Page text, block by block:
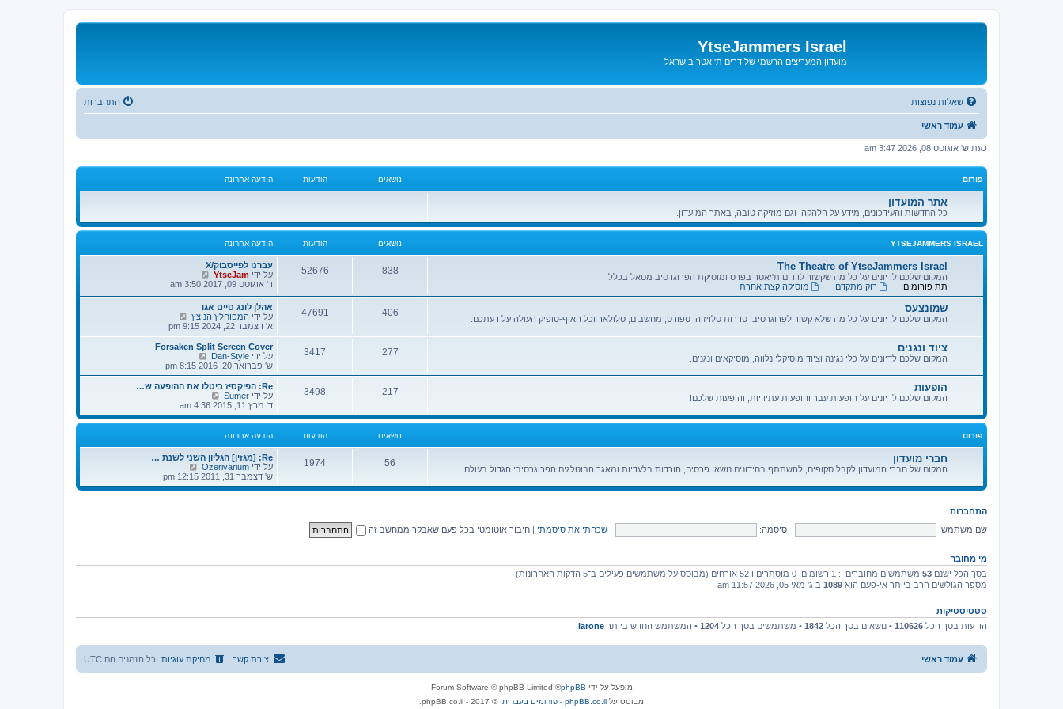
YtseJammers Israel
מועדון המעריצים הרשמי של דרים ת'יאטר בישראל
שאלות נפוצות התחברות
עמוד ראשי
כעת ש' אוגוסט 08, 2026 3:47 am
פורום נושאים הודעות הודעה אחרונה
אתר המועדון
כל החדשות והעידכונים, מידע על הלהקה, וגם מוזיקה טובה, באתר המועדון.
YTSEJAMMERS ISRAEL נושאים הודעות הודעה אחרונה
The Theatre of YtseJammers Israel
המקום שלכם לדיונים על כל מה שקשור לדרים ת'יאטר בפרט ומוסיקת הפרוגרסיב מטאל בכלל.
תת פורומים:
רוק מתקדם מוסיקה קצת אחרת
838
52676
עברנו לפייסבוק/X
על ידי YtseJam
פ
ו
ד
ע
ה
ה
א
ח
ר
נ
ה
ד' אוגוסט 09, 2017 3:50 am
שמונצעס
המקום שלכם לדיונים על כל מה שלא קשור לפרוגרסיב: סדרות טלויזיה, ספורט, מחשבים, סלולאר וכל האוף-טופיק העולה על דעתכם.
406
47691
אהלן לונג טיים אגו
על ידי המפוחלץ הנוצץ
פ
ה
ב
ו
ע
ה
ח
נ
ה
א' דצמבר 22, 2024 9:15 pm
ציוד ונגנים
המקום שלכם לדיונים על כלי נגינה וציוד מוסיקלי נלווה, מוסיקאים ונגנים.
277
3417
Forsaken Split Screen Cover
על ידי Dan-Style
פ
ה
ב
ו
ע
א
ח
ר
ו
נ
ש' פברואר 20, 2016 8:15 pm
הופעות
המקום שלכם לדיונים על הופעות עבר והופעות עתידיות, והופעות שלכם!
217
3498
Re: הפיקסיז ביטלו את ההופעה ש…
על ידי Sumer
פ
ה
ב
ע
ה
ה
א
ו
ד' מרץ 11, 2015 4:36 am
פורום נושאים הודעות הודעה אחרונה
חברי מועדון
המקום של חברי המועדון לקבל סקופים, להשתתף בחידונים נושאי פרסים, הורדות בלעדיות ומאגר הבוטלגים הפרוגרסיבי הגדול בעולם!
56
1974
Re: [מגזין] הגליון השני לשנת …
על ידי Ozerivarium
פ
ה
ש' דצמבר 31, 2011 12:15 pm
התחברות
שם משתמש:
סיסמה: שכחתי את סיסמתי | חיבור אוטומטי בכל פעם שאבקר ממחשב זה
מי מחובר
בסך הכל ישנם 53 משתמשים מחוברים :: 1 רשומים, 0 מוסתרים ו 52 אורחים (מבוסס על משתמשים פעילים ב־5 הדקות האחרונות)
מספר הגולשים הרב ביותר אי-פעם הוא 1089 ב ג' מאי 05, 2026 11:57 am
סטטיסטיקות
הודעות בסך הכל 110626 • נושאים בסך הכל 1842 • משתמשים בסך הכל 1204 • המשתמש החדש ביותר larone
עמוד ראשי כל הזמנים הם UTC מחיקת עוגיות יצירת קשר
מופעל על ידי phpBB
® Forum Software © phpBB Limited
מבוסס על phpBB.co.il - פורומים בעברית . © 2017 - phpBB.co.il.